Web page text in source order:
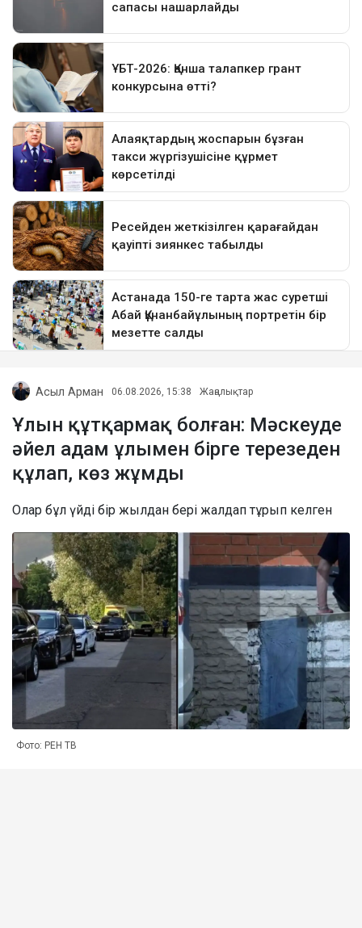
Асыл Арман 06.08.2026, 15:38 Жаңалықтар
Ұлын құтқармақ болған: Мәскеуде
әйел адам ұлымен бірге терезеден
құлап, көз жұмды
Олар бұл үйді бір жылдан бері жалдап тұрып келген
Фото: РЕН ТВ